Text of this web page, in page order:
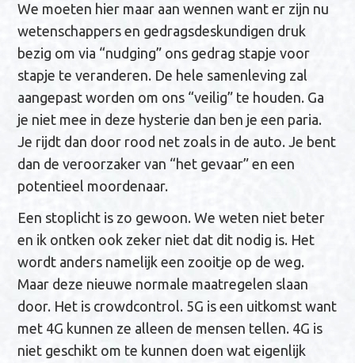
We moeten hier maar aan wennen want er zijn nu
wetenschappers en gedragsdeskundigen druk
bezig om via “nudging” ons gedrag stapje voor
stapje te veranderen. De hele samenleving zal
aangepast worden om ons “veilig” te houden. Ga
je niet mee in deze hysterie dan ben je een paria.
Je rijdt dan door rood net zoals in de auto. Je bent
dan de veroorzaker van “het gevaar” en een
potentieel moordenaar.
Een stoplicht is zo gewoon. We weten niet beter
en ik ontken ook zeker niet dat dit nodig is. Het
wordt anders namelijk een zooitje op de weg.
Maar deze nieuwe normale maatregelen slaan
door. Het is crowdcontrol. 5G is een uitkomst want
met 4G kunnen ze alleen de mensen tellen. 4G is
niet geschikt om te kunnen doen wat eigenlijk